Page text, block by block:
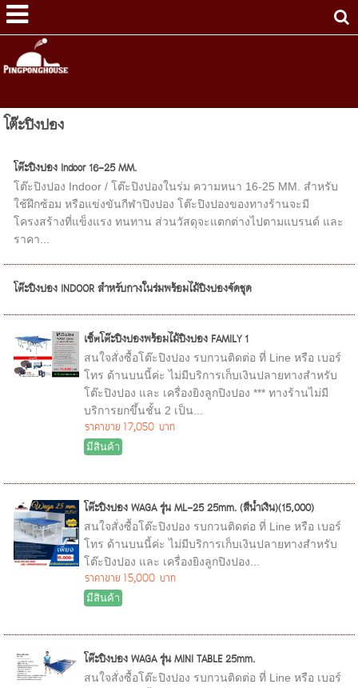
โต๊ะปิงปอง
โต๊ะปิงปอง Indoor 16-25 MM.
โต๊ะปิงปอง Indoor / โต๊ะปิงปองในร่ม ความหนา 16-25 MM. สำหรับ
ใช้ฝึกซ้อม หรือแข่งขันกีฬาปิงปอง โต๊ะปิงปองของทางร้านจะมี
โครงสร้างที่แข็งแรง ทนทาน ส่วนวัสดุจะแตกต่างไปตามแบรนด์ และ
ราคา...
โต๊ะปิงปอง INDOOR สำหรับกางในร่มพร้อมไม้ปิงปองจัดชุด
เซ็ตโต๊ะปิงปองพร้อมไม้ปิงปอง FAMILY 1
สนใจสั่งซื้อโต๊ะปิงปอง รบกวนติดต่อ ที่ Line หรือ เบอร์
โทร ด้านบนนี้ค่ะ ไม่มีบริการเก็บเงินปลายทางสำหรับ
โต๊ะปิงปอง และ เครื่องยิงลูกปิงปอง *** ทางร้านไม่มี
บริการยกขึ้นชั้น 2 เป็น...
ราคาขาย 17,050 บาท
มีสินค้า
โต๊ะปิงปอง WAGA รุ่น ML-25 25mm. (สีน้ำเงิน)(15,000)
สนใจสั่งซื้อโต๊ะปิงปอง รบกวนติดต่อ ที่ Line หรือ เบอร์
โทร ด้านบนนี้ค่ะ ไม่มีบริการเก็บเงินปลายทางสำหรับ
โต๊ะปิงปอง และ เครื่องยิงลูกปิงปอง...
ราคาขาย 15,000 บาท
มีสินค้า
โต๊ะปิงปอง WAGA รุ่น MINI TABLE 25mm.
สนใจสั่งซื้อโต๊ะปิงปอง รบกวนติดต่อ ที่ Line หรือ เบอร์